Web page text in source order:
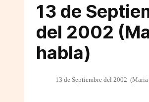
13 de
del 2002
habla)
13 de Septiembre del 2002 (Maria